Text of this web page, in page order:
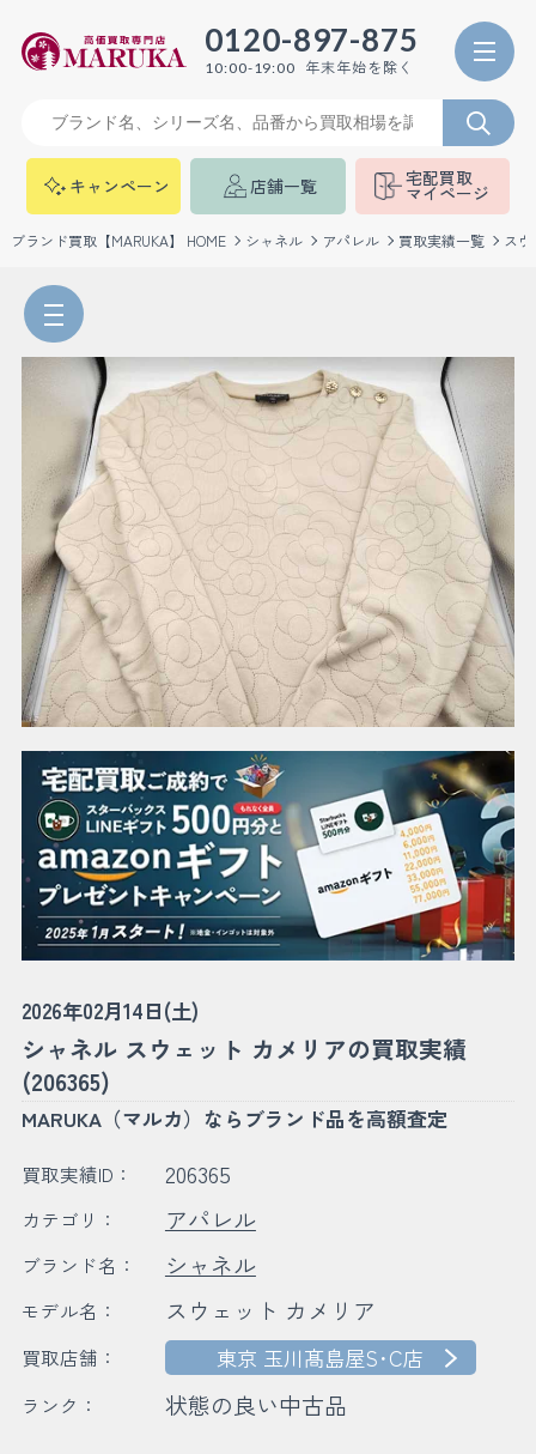
0120-897-875
10:00-19:00 年末年始を除く
キャンペーン 店舗一覧 宅配買取
マイページ
ブランド買取【MARUKA】 HOME シャネル アパレル 買取実績一覧 ス
2026年02月14日(土)
シャネル スウェット カメリアの買取実績
(206365)
MARUKA（マルカ）ならブランド品を高額査定
買取実績ID： 206365
カテゴリ： アパレル
ブランド名： シャネル
モデル名： スウェット カメリア
買取店舗： 東京 玉川髙島屋S･C店
ランク： 状態の良い中古品